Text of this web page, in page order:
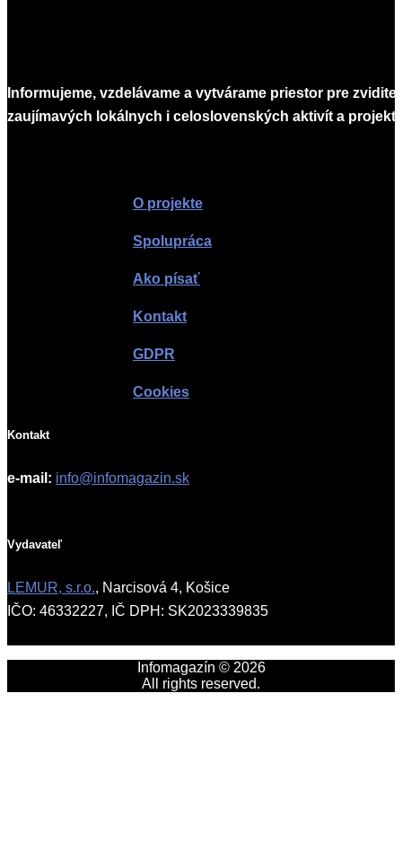
Informujeme, vzdelávame a vytvárame priestor pre
zaujímavých lokálnych i celoslovenských aktivít a
O projekte
Spolupráca
Ako písať
Kontakt
GDPR
Cookies
Kontakt
e-mail: info@infomagazin.sk
Vydavateľ
LEMUR, s.r.o., Narcisová 4, Košice
IČO: 46332227, IČ DPH: SK2023339835
Infomagazín © 2026
All rights reserved.